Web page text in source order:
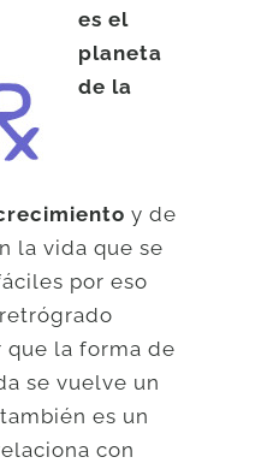
es el
planeta
de la
y de
la vida que se
por eso
la forma de
se vuelve un
es un
con